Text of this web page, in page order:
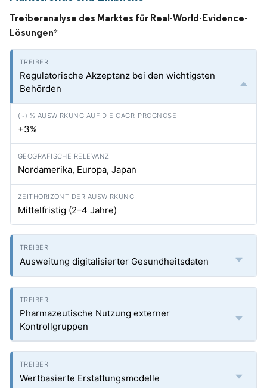
Treiberanalyse des Marktes für Real-World-Evidence-
Lösungen*
Regulatorische Akzeptanz bei den wichtigsten
Behörden
+3%
Nordamerika, Europa, Japan
Mittelfristig (2–4 Jahre)
Ausweitung digitalisierter Gesundheitsdaten
Pharmazeutische Nutzung externer
Kontrollgruppen
Wertbasierte Erstattungsmodelle